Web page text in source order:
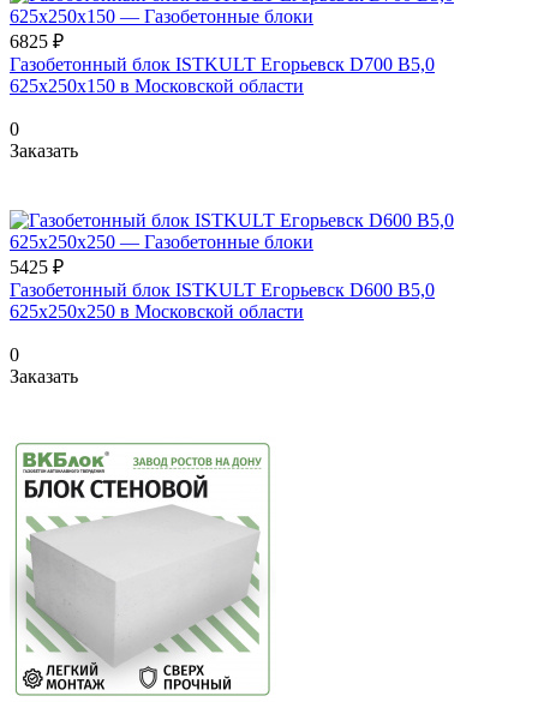
6825 ₽
Газобетонный блок ISTKULT Егорьевск D700 B5,0
625x250x150 в Московской области
0
Заказать
5425 ₽
Газобетонный блок ISTKULT Егорьевск D600 B5,0
625x250x250 в Московской области
0
Заказать